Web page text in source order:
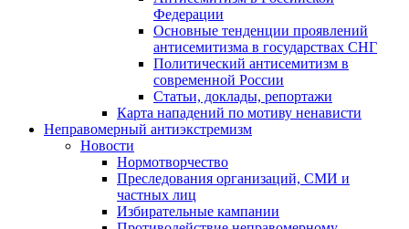
Федерации
Основные тенденции проявлений
антисемитизма в государствах СНГ
Политический антисемитизм в
современной России
Статьи, доклады, репортажи
Карта нападений по мотиву ненависти
Неправомерный антиэкстремизм
Новости
Нормотворчество
Преследования организаций, СМИ и
частных лиц
Избирательные кампании